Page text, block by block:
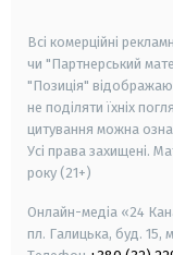
Всі комерційні
чи "Партнерський
"Позиція"
не поділяти їхніх
цитування можна
Усі права захищені.
року (21+)
Онлайн-медіа «24
пл. Галицька, буд. 15,